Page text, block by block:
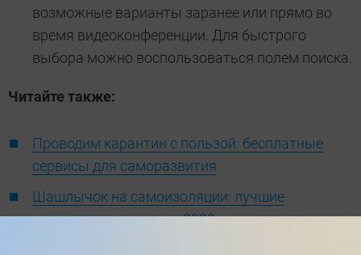
возможные варианты заранее или прямо во
время видеоконференции. Для быстрого
выбора можно воспользоваться полем поиска.
Читайте также:
Проводим карантин с пользой: бесплатные
сервисы для саморазвития
Шашлычок на самоизоляции: лучшие
электрошашлычницы 2020 года